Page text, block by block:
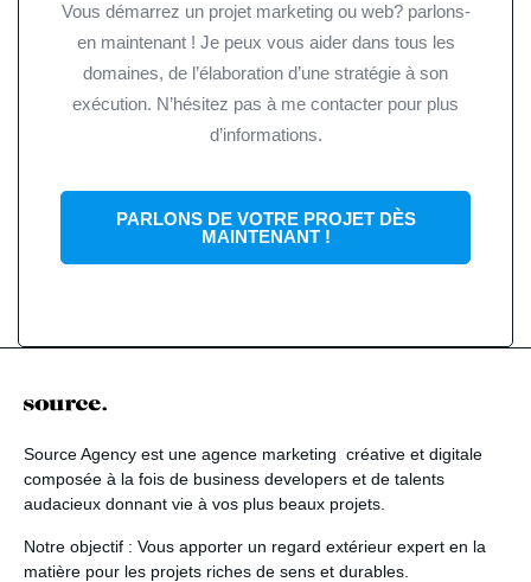
Vous démarrez un projet marketing ou web? parlons-
en maintenant ! Je peux vous aider dans tous les
domaines, de l’élaboration d’une stratégie à son
exécution. N’hésitez pas à me contacter pour plus
d’informations.
PARLONS DE VOTRE PROJET DÈS
MAINTENANT !
Source Agency est une agence marketing créative et digitale
composée à la fois de business developers et de talents
audacieux donnant vie à vos plus beaux projets.
Notre objectif : Vous apporter un regard extérieur expert en la
matière pour les projets riches de sens et durables.